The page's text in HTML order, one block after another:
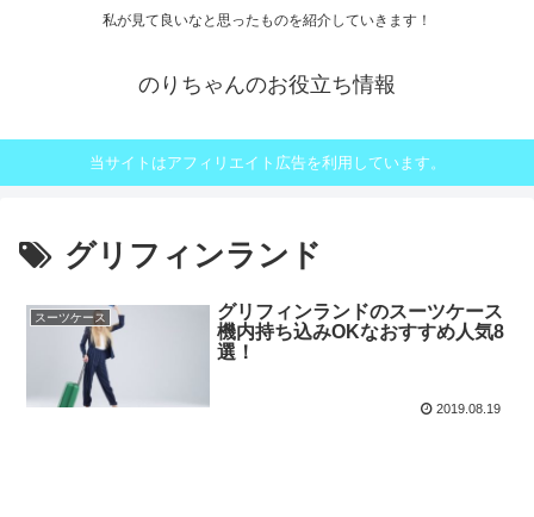
私が見て良いなと思ったものを紹介していきます！
のりちゃんのお役立ち情報
当サイトはアフィリエイト広告を利用しています。
グリフィンランド
スーツケース
グリフィンランドのスーツケース
機内持ち込みOKなおすすめ人気8
選！
2019.08.19